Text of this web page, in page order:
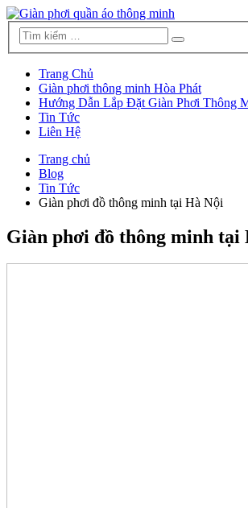
Trang Chủ
Giàn phơi thông minh Hòa Phát
Hướng Dẫn Lắp Đặt Giàn Phơi Thông
Tin Tức
Liên Hệ
Trang chủ
Blog
Tin Tức
Giàn phơi đồ thông minh tại Hà Nội
Giàn phơi đồ thông minh tại